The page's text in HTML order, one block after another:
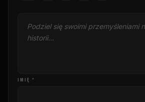
IMIĘ *